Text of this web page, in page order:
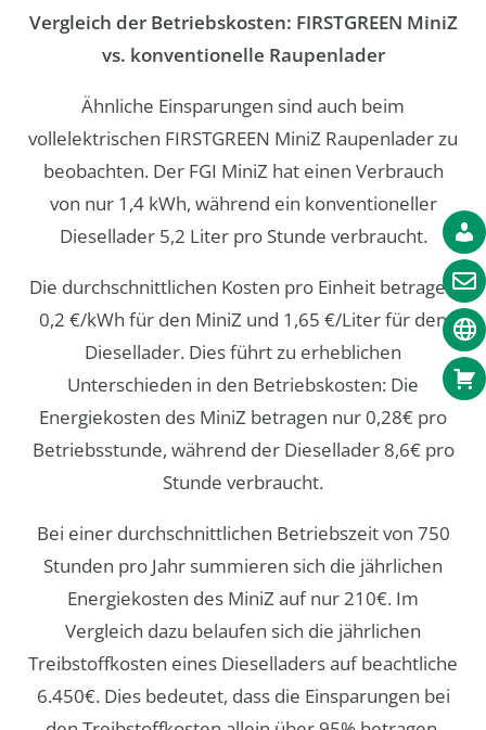
Vergleich der Betriebskosten: FIRSTGREEN MiniZ
vs. konventionelle Raupenlader
Ähnliche Einsparungen sind auch beim
vollelektrischen FIRSTGREEN MiniZ Raupenlader zu
beobachten. Der FGI MiniZ hat einen Verbrauch
von nur 1,4 kWh, während ein konventioneller
Diesellader 5,2 Liter pro Stunde verbraucht.
Die durchschnittlichen Kosten pro Einheit betragen
0,2 €/kWh für den MiniZ und 1,65 €/Liter für den
Diesellader. Dies führt zu erheblichen
Unterschieden in den Betriebskosten: Die
Energiekosten des MiniZ betragen nur 0,28€ pro
Betriebsstunde, während der Diesellader 8,6€ pro
Stunde verbraucht.
Bei einer durchschnittlichen Betriebszeit von 750
Stunden pro Jahr summieren sich die jährlichen
Energiekosten des MiniZ auf nur 210€. Im
Vergleich dazu belaufen sich die jährlichen
Treibstoffkosten eines Dieselladers auf beachtliche
6.450€. Dies bedeutet, dass die Einsparungen bei